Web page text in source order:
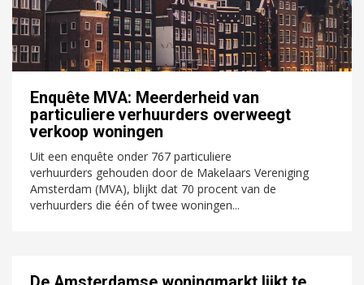
Enquête MVA: Meerderheid van
particuliere verhuurders overweegt
verkoop woningen
Uit een enquête onder 767 particuliere
verhuurders gehouden door de Makelaars Vereniging
Amsterdam (MVA), blijkt dat 70 procent van de
verhuurders die één of twee woningen...